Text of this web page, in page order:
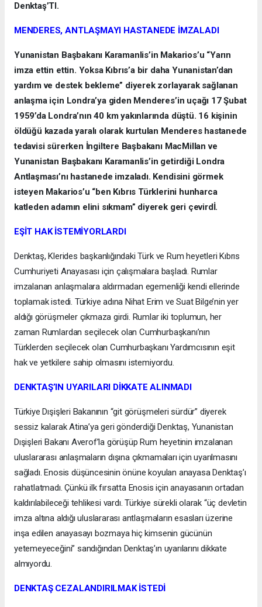
Denktaş’TI.
MENDERES, ANTLAŞMAYI HASTANEDE İMZALADI
Yunanistan Başbakanı Karamanlis’in Makarios’u “Yarın
imza ettin ettin. Yoksa Kıbrıs’a bir daha Yunanistan’dan
yardım ve destek bekleme” diyerek zorlayarak sağlanan
anlaşma için Londra’ya giden Menderes’in uçağı 17 Şubat
1959’da Londra’nın 40 km yakınlarında düştü. 16 kişinin
öldüğü kazada yaralı olarak kurtulan Menderes hastanede
tedavisi sürerken İngiltere Başbakanı MacMillan ve
Yunanistan Başbakanı Karamanlis’in getirdiği Londra
Antlaşması’nı hastanede imzaladı. Kendisini görmek
isteyen Makarios’u “ben Kıbrıs Türklerini hunharca
katleden adamın elini sıkmam” diyerek geri çevirdİ.
EŞİT HAK İSTEMİYORLARDI
Denktaş, Klerides başkanlığındaki Türk ve Rum heyetleri Kıbrıs
Cumhuriyeti Anayasası için çalışmalara başladı. Rumlar
imzalanan anlaşmalara aldırmadan egemenliği kendi ellerinde
toplamak istedi. Türkiye adına Nihat Erim ve Suat Bilge’nin yer
aldığı görüşmeler çıkmaza girdi. Rumlar iki toplumun, her
zaman Rumlardan seçilecek olan Cumhurbaşkanı’nın
Türklerden seçilecek olan Cumhurbaşkanı Yardımcısının eşit
hak ve yetkilere sahip olmasını istemiyordu.
DENKTAŞ’IN UYARILARI DİKKATE ALINMADI
Türkiye Dışişleri Bakanının “git görüşmeleri sürdür” diyerek
sessiz kalarak Atina’ya geri gönderdiği Denktaş, Yunanistan
Dışişleri Bakanı Averof’la görüşüp Rum heyetinin imzalanan
uluslararası anlaşmaların dışına çıkmamaları için uyarılmasını
sağladı. Enosis düşüncesinin önüne koyulan anayasa Denktaş’ı
rahatlatmadı. Çünkü ilk fırsatta Enosis için anayasanın ortadan
kaldırılabileceği tehlikesi vardı. Türkiye sürekli olarak “üç devletin
imza altına aldığı uluslararası antlaşmaların esasları üzerine
inşa edilen anayasayı bozmaya hiç kimsenin gücünün
yetemeyeceğini” sandığından Denktaş’ın uyarılarını dikkate
almıyordu.
DENKTAŞ CEZALANDIRILMAK İSTEDİ